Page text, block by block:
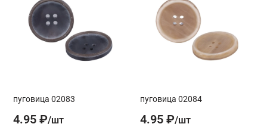
пуговица 02083
4.95 ₽
пуговица 02084
4.95 ₽